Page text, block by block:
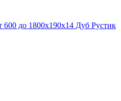
до 1800х190х14 Дуб Рустик